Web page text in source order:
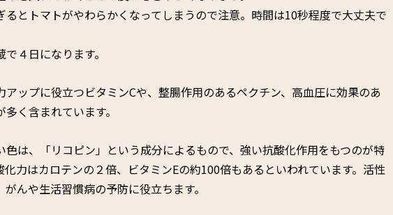
るとトマトがやわらかくなってしまうので注意。時間は10秒程度で大丈夫で
４日になります。
アップに役立つビタミンCや、整腸作用のあるペクチン、高血圧に効果のあ
く含まれています。
色は、「リコピン」という成分によるもので、強い抗酸化作用をもつのが特
化力はカロテンの２倍、ビタミンEの約100倍もあるといわれています。活性
んや生活習慣病の予防に役立ちます。